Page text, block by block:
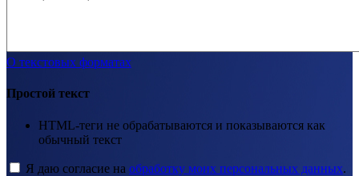
О текстовых форматах
Простой текст
HTML-теги не обрабатываются и показываются как
обычный текст
Я даю согласие на обработку моих персональных данных.